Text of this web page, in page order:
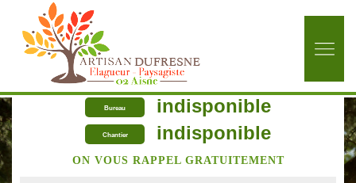
Bureau indisponible
Chantier indisponible
ON VOUS RAPPEL GRATUITEMENT